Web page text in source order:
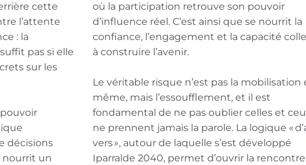
cette
l’attente
: la
pas si elle
sur les
décisions
nourrit un
où la participation retrouve son pouvoir
d’influence réel. C’est ainsi que se nourrit la
confiance, l’engagement et la capacité
à construire l’avenir.
Le véritable risque n’est pas la mobilisation
même, mais l’essoufflement, et il est
fondamental de ne pas oublier celles et
ne prennent jamais la parole. La logique «
vers », autour de laquelle s’est développé
Iparralde 2040, permet d’ouvrir la